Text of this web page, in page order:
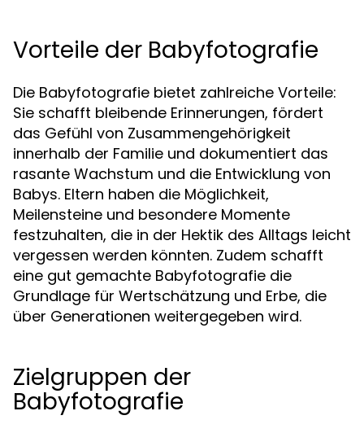
Vorteile der Babyfotografie
Die Babyfotografie bietet zahlreiche Vorteile:
Sie schafft bleibende Erinnerungen, fördert
das Gefühl von Zusammengehörigkeit
innerhalb der Familie und dokumentiert das
rasante Wachstum und die Entwicklung von
Babys. Eltern haben die Möglichkeit,
Meilensteine und besondere Momente
festzuhalten, die in der Hektik des Alltags leicht
vergessen werden könnten. Zudem schafft
eine gut gemachte Babyfotografie die
Grundlage für Wertschätzung und Erbe, die
über Generationen weitergegeben wird.
Zielgruppen der
Babyfotografie